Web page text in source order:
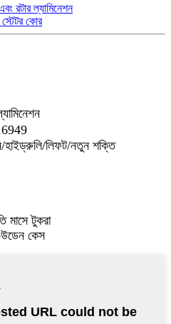
রটার ল্যামিনেশন
কোর
হাইড্রুলি/লিফট/নতুন শক্তি
মাসে টুকরা
উডেন কেস